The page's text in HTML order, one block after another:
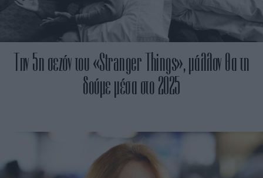
Την 5η σεζόν του «Stranger Things», μάλλον θα τη
δούμε μέσα στο 2025